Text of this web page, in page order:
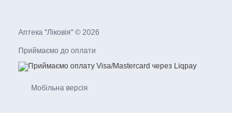
Аптека "Ліковія" © 2026
Приймаємо до оплати
Мобільна версія